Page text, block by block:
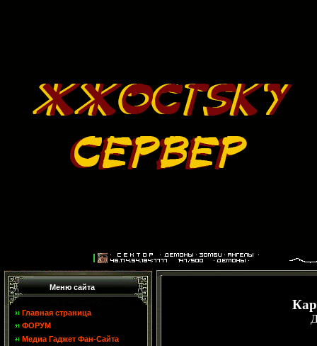
Меню сайта
Главная страница
ФОРУМ
Медиа Гаджет Фан-Сайта